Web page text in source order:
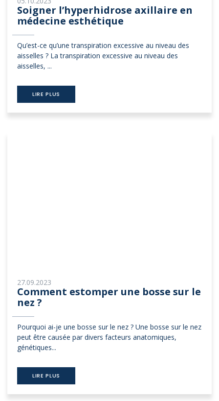
Soigner l’hyperhidrose axillaire en
médecine esthétique
Qu’est-ce qu’une transpiration excessive au niveau des
aisselles ? La transpiration excessive au niveau des
aisselles, ...
LIRE PLUS
27.09.2023
Comment estomper une bosse sur le
nez ?
Pourquoi ai-je une bosse sur le nez ? Une bosse sur le nez
peut être causée par divers facteurs anatomiques,
génétiques...
LIRE PLUS